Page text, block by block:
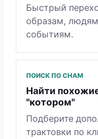
Быстрый
образам,
событиям.
ПОИСК ПО СНАМ
Найти
"котором"
Подберите
трактовки по